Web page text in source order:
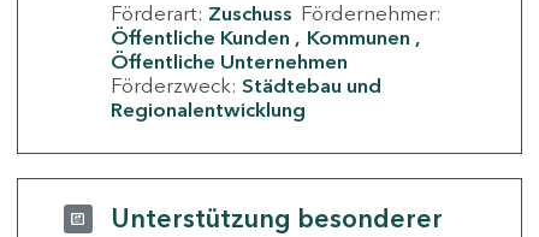
Förderart: Zuschuss Fördernehmer:
Öffentliche Kunden
Kommunen
Öffentliche Unternehmen
Förderzweck: Städtebau und
Regionalentwicklung
Unterstützung besonderer